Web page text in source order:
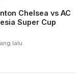
Chelsea vs AC
Super Cup
lalu